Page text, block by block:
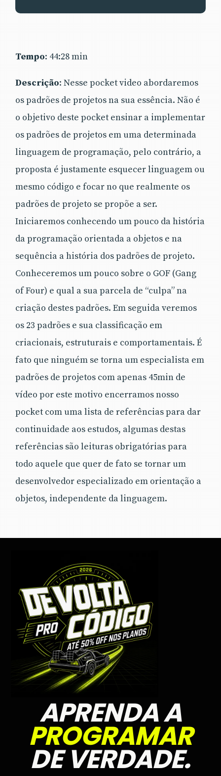
Tempo: 44:28 min
Descrição: Nesse pocket video abordaremos
os padrões de projetos na sua essência. Não é
o objetivo deste pocket ensinar a implementar
os padrões de projetos em uma determinada
linguagem de programação, pelo contrário, a
proposta é justamente esquecer linguagem ou
mesmo código e focar no que realmente os
padrões de projeto se propõe a ser.
Iniciaremos conhecendo um pouco da história
da programação orientada a objetos e na
sequência a história dos padrões de projeto.
Conheceremos um pouco sobre o GOF (Gang
of Four) e qual a sua parcela de “culpa” na
criação destes padrões. Em seguida veremos
os 23 padrões e sua classificação em
criacionais, estruturais e comportamentais. É
fato que ninguém se torna um especialista em
padrões de projetos com apenas 45min de
vídeo por este motivo encerramos nosso
pocket com uma lista de referências para dar
continuidade aos estudos, algumas destas
referências são leituras obrigatórias para
todo aquele que quer de fato se tornar um
desenvolvedor especializado em orientação a
objetos, independente da linguagem.
APRENDA A
PROGRAMAR
DE VERDADE.